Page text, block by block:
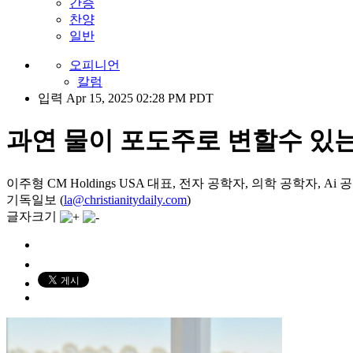
간증
찬양
일반
오피니언
칼럼
입력 Apr 15, 2025 02:28 PM PDT
과연 물이 포도주로 변할수 있
이주형 CM Holdings USA 대표, 전자 공학자, 의학 공학자, Ai
기독일보 (la@christianitydaily.com)
글자크기